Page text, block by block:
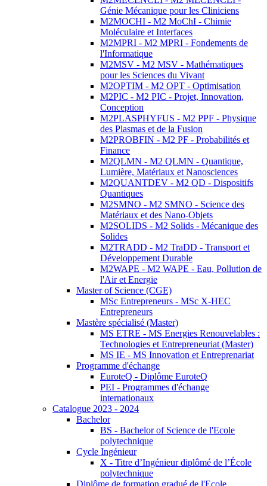
Génie Mécanique pour les Cliniciens
M2MOCHI - M2 MoChI - Chimie
Moléculaire et Interfaces
M2MPRI - M2 MPRI - Fondements de
l'Informatique
M2MSV - M2 MSV - Mathématiques
pour les Sciences du Vivant
M2OPTIM - M2 OPT - Optimisation
M2PIC - M2 PIC - Projet, Innovation,
Conception
M2PLASPHYFUS - M2 PPF - Physique
des Plasmas et de la Fusion
M2PROBFIN - M2 PF - Probabilités et
Finance
M2QLMN - M2 QLMN - Quantique,
Lumière, Matériaux et Nanosciences
M2QUANTDEV - M2 QD - Dispositifs
Quantiques
M2SMNO - M2 SMNO - Science des
Matériaux et des Nano-Objets
M2SOLIDS - M2 Solids - Mécanique des
Solides
M2TRADD - M2 TraDD - Transport et
Développement Durable
M2WAPE - M2 WAPE - Eau, Pollution de
l'Air et Energie
Master of Science (CGE)
MSc Entrepreneurs - MSc X-HEC
Entrepreneurs
Mastère spécialisé (Master)
MS ETRE - MS Energies Renouvelables :
Technologies et Entrepreneuriat (Master)
MS IE - MS Innovation et Entreprenariat
Programme d'échange
EuroteQ - Diplôme EuroteQ
PEI - Programmes d'échange
internationaux
Catalogue 2023 - 2024
Bachelor
BS - Bachelor of Science de l'Ecole
polytechnique
Cycle Ingénieur
X - Titre d’Ingénieur diplômé de l’École
polytechnique
Diplôme de formation gradué de l'Ecole